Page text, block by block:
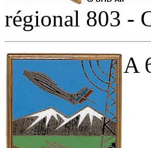
régional 803 -
A